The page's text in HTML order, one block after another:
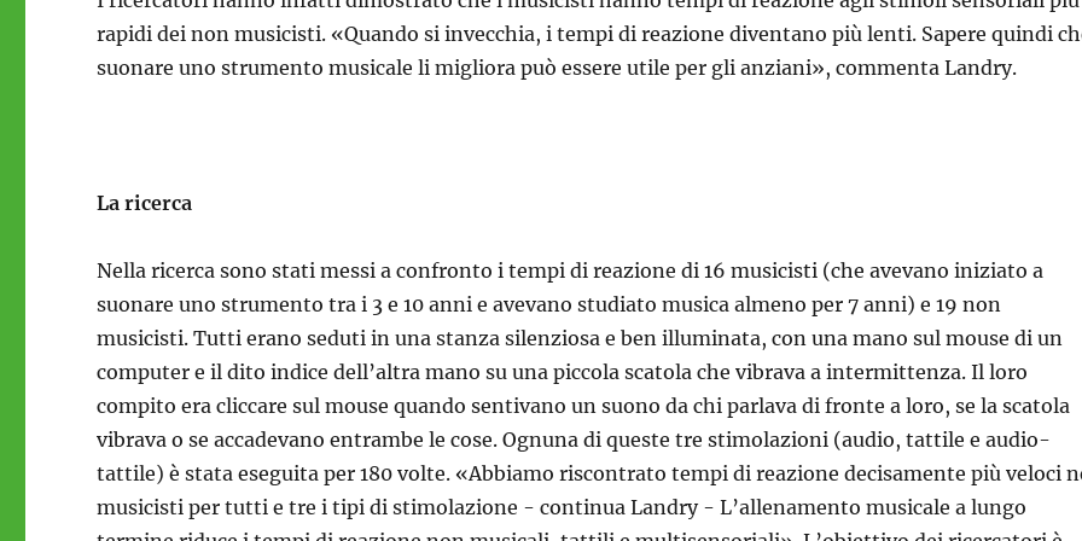
rapidi dei non musicisti. «Quando si invecchia, i tempi di reazione diventano più lenti. Sapere quindi
suonare uno strumento musicale li migliora può essere utile per gli anziani», commenta Landry.
La ricerca
Nella ricerca sono stati messi a confronto i tempi di reazione di 16 musicisti (che avevano iniziato a
suonare uno strumento tra i 3 e 10 anni e avevano studiato musica almeno per 7 anni) e 19 non
musicisti. Tutti erano seduti in una stanza silenziosa e ben illuminata, con una mano sul mouse di un
computer e il dito indice dell’altra mano su una piccola scatola che vibrava a intermittenza. Il loro
compito era cliccare sul mouse quando sentivano un suono da chi parlava di fronte a loro, se la scatola
vibrava o se accadevano entrambe le cose. Ognuna di queste tre stimolazioni (audio, tattile e audio-
tattile) è stata eseguita per 180 volte. «Abbiamo riscontrato tempi di reazione decisamente più veloci
musicisti per tutti e tre i tipi di stimolazione - continua Landry - L’allenamento musicale a lungo